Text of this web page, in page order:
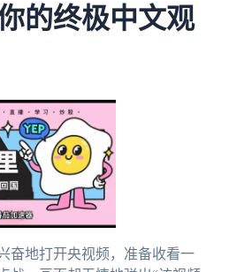
的终极中文观
奋地打开央视频，准备收看一